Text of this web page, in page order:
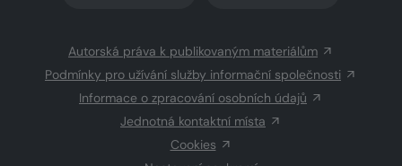
Autorská práva k publikovaným materiálům
Podmínky pro užívání služby informační společnosti
Informace o zpracování osobních údajů
Jednotná kontaktní místa
Cookies